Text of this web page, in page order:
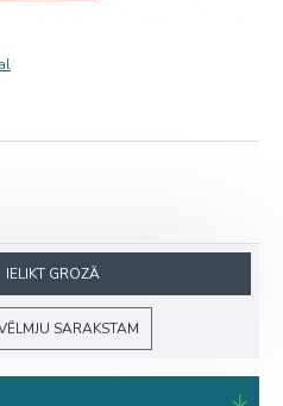
IELIKT GROZĀ
SARAKSTAM